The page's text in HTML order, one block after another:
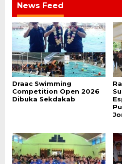
News Feed
Draac Swimming
Competition Open 2026
Dibuka Sekdakab